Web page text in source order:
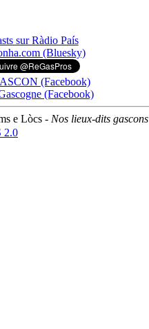
sur Ràdio País
(Bluesky)
(Facebook)
(Facebook)
e Lòcs - Nos lieux-dits gascons
2.0